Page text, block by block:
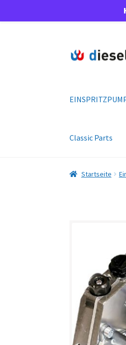
Zur
Navigation
Zum
Inhalt
Classic Parts
Startseite